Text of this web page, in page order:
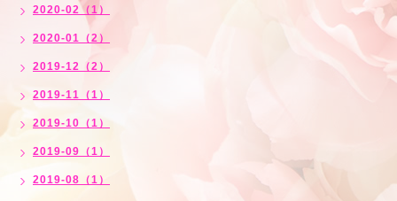
2020-02（1）
2020-01（2）
2019-12（2）
2019-11（1）
2019-10（1）
2019-09（1）
2019-08（1）